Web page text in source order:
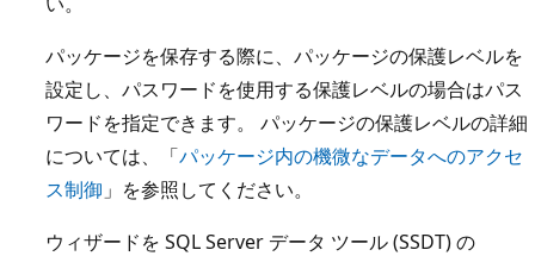
パッケージを保存する際に、パッケージの保護レベルを
設定し、パスワードを使用する保護レベルの場合はパス
ワードを指定できます。 パッケージの保護レベルの詳細
については、「パッケージ内の機微なデータへのアクセ
ス制御 」を参照してください。
ウィザードを SQL Server データ ツール (SSDT) の